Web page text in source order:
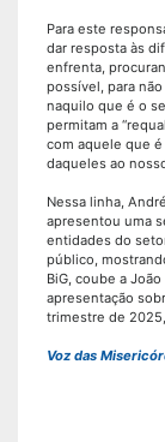
Para este
dar resposta às
enfrenta,
possível, para
naquilo que é o
permitam a
com aquele que
daqueles ao
Nessa linha,
apresentou uma
entidades do
público,
BiG, coube a
apresentação
trimestre de
Voz das